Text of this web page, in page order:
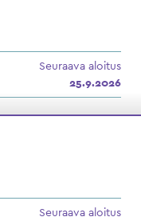
Seuraava aloitus
25.9.2026
Seuraava aloitus